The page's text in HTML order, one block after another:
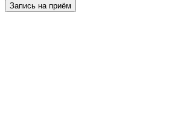
Запись на приём